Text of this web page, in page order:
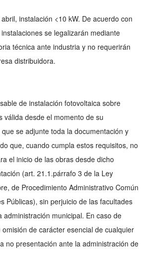
instalación <10 kW. De acuerdo con
se legalizarán mediante
técnica ante industria y no requerirán
distribuidora.
de instalación fotovoltaica sobre
válida desde el momento de su
se adjunte toda la documentación y
que, cuando cumpla estos requisitos, no
el inicio de las obras desde dicho
(art. 21.1.párrafo 3 de la Ley
de Procedimiento Administrativo Común
Públicas), sin perjuicio de las facultades
administración municipal. En caso de
de carácter esencial de cualquier
no presentación ante la administración de